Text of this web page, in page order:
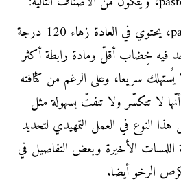
• الكُرْص الصُّلْب pastel dur، يحتوي في العادة زهاء 120 درجة
فيه خِضاب أقلّ ومادة رابطة أكثر
يُستهلك سريعا، وعلى الرغم من كثافته
أنّها لا تتكسّر ولا تنفتّ بسهولة مثل
النوع في العمل التمهيدي لتحديد
اللمسات الأخيرة وبعض التفاصيل في
الرخو أيضا.